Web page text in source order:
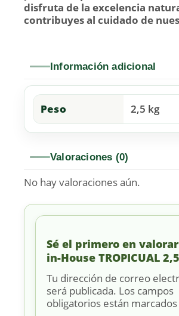
disfruta de la excelencia
contribuyes al cuidado de
Información adicional
Peso 2,5 kg
Valoraciones (0)
No hay valoraciones aún.
Sé el primero en valorar
in-House TROPICUAL
Tu dirección de correo
será publicada. Los campos
obligatorios están marcados